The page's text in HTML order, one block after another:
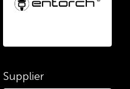
Supplier